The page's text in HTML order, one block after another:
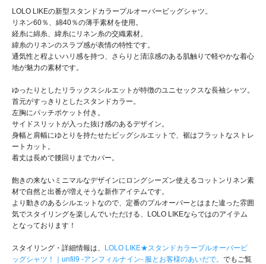
LOLO LIKEの新型スタンドカラープルオーバービッグシャツ。
リネン60％、綿40％の薄手素材を使用。
経糸に綿糸、緯糸にリネン糸の交織素材。
緯糸のリネンのスラブ感が表情の特性です。
通気性と程よいハリ感を持つ、さらりと清涼感のある肌触りで軽やかな着心
地が魅力の素材です。
ゆったりとしたリラックスシルエットが特徴のユニセックスな長袖シャツ。
首元がすっきりとしたスタンドカラー。
左胸にパッチポケット付き。
サイドスリットが入った抜け感のあるデザイン。
身幅と肩幅にゆとりを持たせたビッグシルエットで、裾はフラットなストレ
ートカット。
着丈は長めで腰回りまでカバー。
飽きの来ないミニマルなデザインにロングシーズン使えるコットンリネン素
材で自然と出番が増えそうな新作アイテムです。
より動きのあるシルエットなので、定番のプルオーバーとはまた違った雰囲
気でスタイリングを楽しんでいただける、LOLO LIKEならではのアイテム
となっております！
スタイリング・詳細情報は、
LOLO LIKE★スタンドカラープルオーバービ
ッグシャツ！｜unfil9 -アンフィルナイン- 服とお客様のあいだで。 でもご覧